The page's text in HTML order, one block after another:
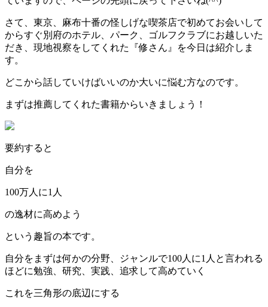
さて、東京、麻布十番の怪しげな喫茶店で初めてお会いして
からすぐ別府のホテル、パーク、ゴルフクラブにお越しいた
だき、現地視察をしてくれた『修さん』を今日は紹介しま
す。
どこから話していけばいいのか大いに悩む方なのです。
まずは推薦してくれた書籍からいきましょう！
要約すると
自分を
100万人に1人
の逸材に高めよう
という趣旨の本です。
自分をまずは何かの分野、ジャンルで100人に1人と言われる
ほどに勉強、研究、実践、追求して高めていく
これを三角形の底辺にする